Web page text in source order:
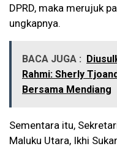
DPRD, maka merujuk
ungkapnya.
BACA JUGA :
Rahmi: Sherly
Bersama Mendiang
Sementara itu,
Maluku Utara, Ikhi